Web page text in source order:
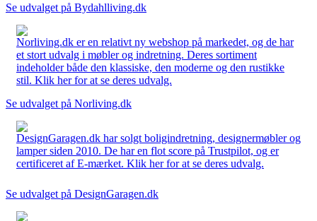
Se udvalget på Bydahlliving.dk
Norliving.dk er en relativt ny webshop på markedet, og de har
et stort udvalg i møbler og indretning. Deres sortiment
indeholder både den klassiske, den moderne og den rustikke
stil. Klik her for at se deres udvalg.
Se udvalget på Norliving.dk
DesignGaragen.dk har solgt boligindretning, designermøbler og
lamper siden 2010. De har en flot score på Trustpilot, og er
certificeret af E-mærket. Klik her for at se deres udvalg.
Se udvalget på DesignGaragen.dk